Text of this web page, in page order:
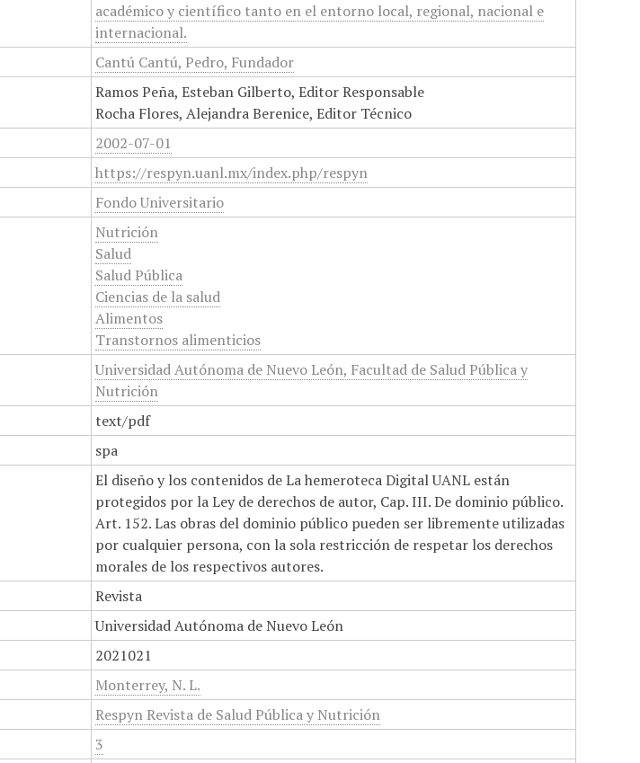
académico y científico tanto en el entorno local, regional, nacional e
internacional.
Cantú Cantú, Pedro, Fundador
Ramos Peña, Esteban Gilberto, Editor Responsable
Rocha Flores, Alejandra Berenice, Editor Técnico
2002-07-01
https://respyn.uanl.mx/index.php/respyn
Fondo Universitario
Nutrición
Salud
Salud Pública
Ciencias de la salud
Alimentos
Transtornos alimenticios
Universidad Autónoma de Nuevo León, Facultad de Salud Pública y
Nutrición
text/pdf
spa
El diseño y los contenidos de La hemeroteca Digital UANL están
protegidos por la Ley de derechos de autor, Cap. III. De dominio público.
Art. 152. Las obras del dominio público pueden ser libremente utilizadas
por cualquier persona, con la sola restricción de respetar los derechos
morales de los respectivos autores.
Revista
Universidad Autónoma de Nuevo León
2021021
Monterrey, N. L.
Respyn Revista de Salud Pública y Nutrición
3